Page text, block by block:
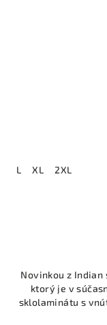
L XL
2XL
Novinkou z
ktorý je v
sklolaminátu s